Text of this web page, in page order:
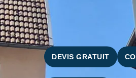
DEVIS GRATUIT